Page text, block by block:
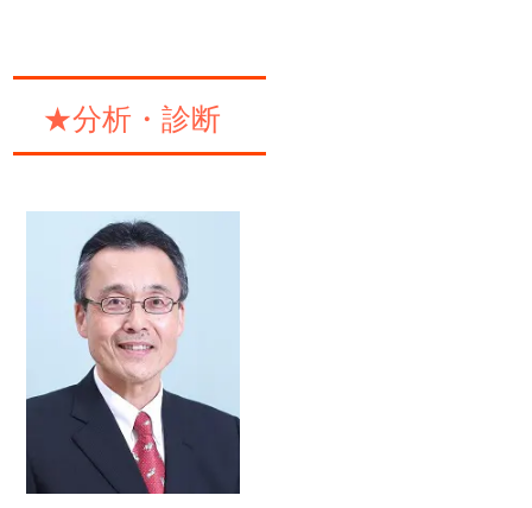
★分析・診断